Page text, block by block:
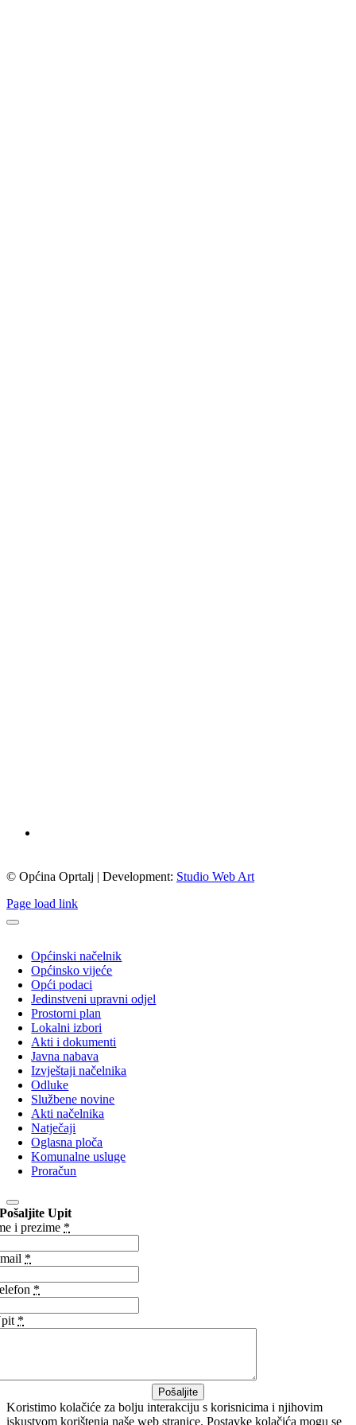
© Općina Oprtalj | Development: Studio Web Art
Page load link
Općinski načelnik
Općinsko vijeće
Opći podaci
Jedinstveni upravni odjel
Prostorni plan
Lokalni izbori
Akti i dokumenti
Javna nabava
Izvještaji načelnika
Odluke
Službene novine
Akti načelnika
Natječaji
Oglasna ploča
Komunalne usluge
Proračun
Pošaljite Upit
i prezime *
*
*
*
Pošaljite
Koristimo kolačiće za bolju interakciju s korisnicima i njihovim
iskustvom korištenja naše web stranice. Postavke kolačića mogu se